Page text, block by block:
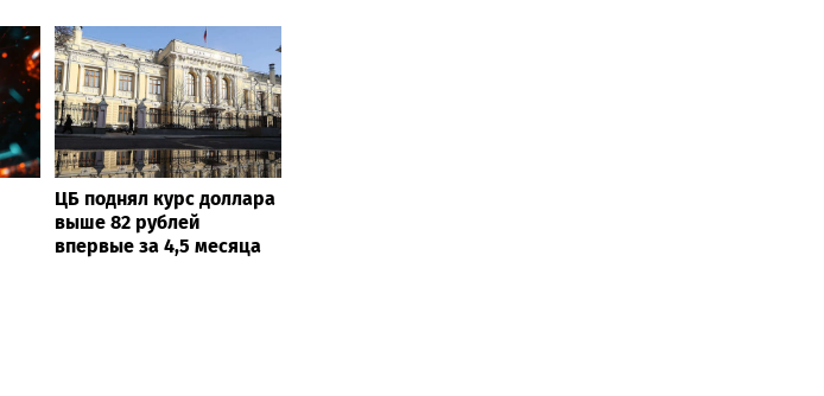
ЦБ поднял курс доллара
выше 82 рублей
впервые за 4,5 месяца